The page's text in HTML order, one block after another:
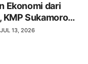
Ekonomi dari
KMP Sukamoro
Ekonomi
JUL 13, 2026